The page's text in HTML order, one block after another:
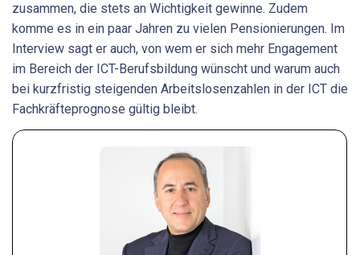
zusammen, die stets an Wichtigkeit gewinne. Zudem
komme es in ein paar Jahren zu vielen Pensionierungen. Im
Interview sagt er auch, von wem er sich mehr Engagement
im Bereich der ICT-Berufsbildung wünscht und warum auch
bei kurzfristig steigenden Arbeitslosenzahlen in der ICT die
Fachkräfteprognose gültig bleibt.